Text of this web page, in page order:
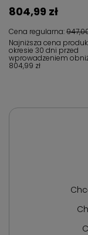
Cena regularna:
804,99 zł
Najniższa cena
okresie 30 dni przed
wprowadzeniem
804,99 zł